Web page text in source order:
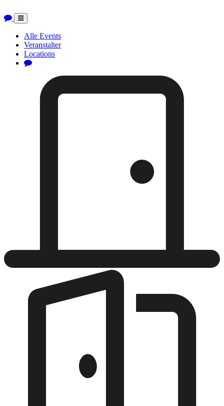
Toggle
navigation
Alle Events
Veranstalter
Locations